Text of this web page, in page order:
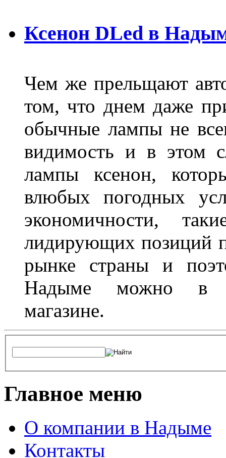
Ксенон DLed в
Чем же прельщают
том, что днем даже
обычные лампы не
видимость и в этом
лампы ксенон,
влюбых погодных
экономичности,
лидирующих позиций
рынке страны и
Надыме можно в
магазине.
Главное меню
О компании в Надыме
Контакты